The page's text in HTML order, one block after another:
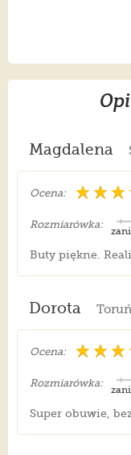
Magdalena
Ocena:
Rozmiarówka:
Buty piękne.
Dorota
Ocena:
Rozmiarówka:
Super obuwie,